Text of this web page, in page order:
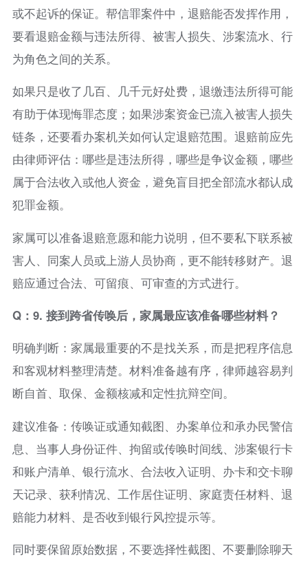
或不起诉的保证。帮信罪案件中，退赔能否发挥作用，
要看退赔金额与违法所得、被害人损失、涉案流水、行
为角色之间的关系。
如果只是收了几百、几千元好处费，退缴违法所得可能
有助于体现悔罪态度；如果涉案资金已流入被害人损失
链条，还要看办案机关如何认定退赔范围。退赔前应先
由律师评估：哪些是违法所得，哪些是争议金额，哪些
属于合法收入或他人资金，避免盲目把全部流水都认成
犯罪金额。
家属可以准备退赔意愿和能力说明，但不要私下联系被
害人、同案人员或上游人员协商，更不能转移财产。退
赔应通过合法、可留痕、可审查的方式进行。
Q：9. 接到跨省传唤后，家属最应该准备哪些材料？
明确判断：家属最重要的不是找关系，而是把程序信息
和客观材料整理清楚。材料准备越有序，律师越容易判
断自首、取保、金额核减和定性抗辩空间。
建议准备：传唤证或通知截图、办案单位和承办民警信
息、当事人身份证件、拘留或传唤时间线、涉案银行卡
和账户清单、银行流水、合法收入证明、办卡和交卡聊
天记录、获利情况、工作居住证明、家庭责任材料、退
赔能力材料、是否收到银行风控提示等。
同时要保留原始数据，不要选择性截图、不要删除聊天